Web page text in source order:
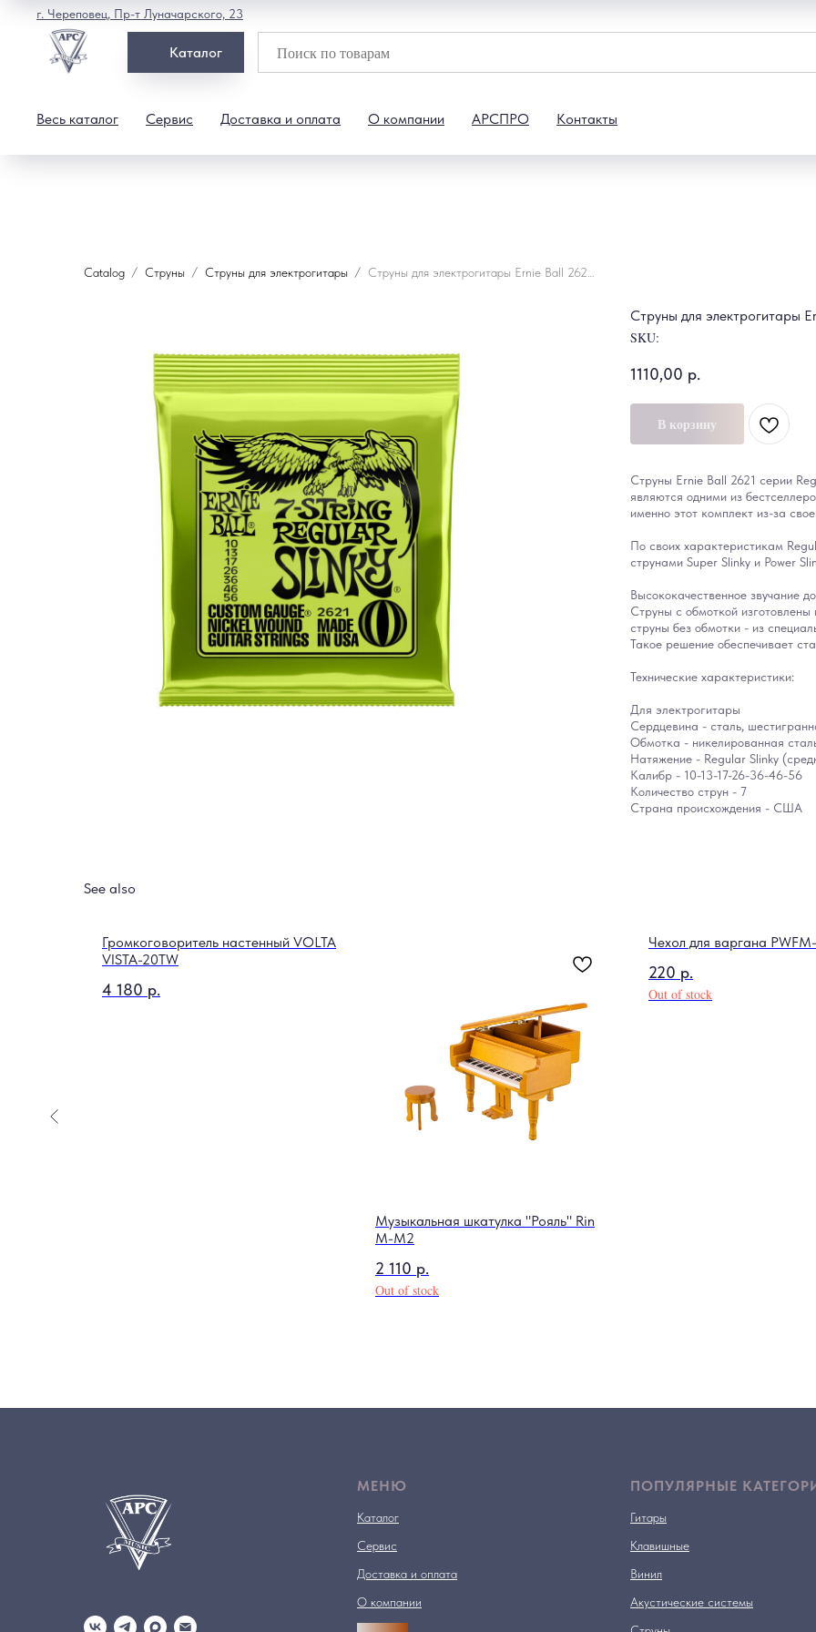
Каталог
Весь каталог Сервис Доставка и оплата О компании АРСПРО Контакты
г. Череповец, Пр-т Луначарского, 23
Catalog Струны Струны для электрогитары
Струны для электрогитары
SKU:
1110,00 р.
В корзину
Струны Ernie Ball 2621 серии
являются одними из
именно этот комплект из-за
По своих характеристикам
струнами Super Slinky и Power
Высококачественное звучание
Струны с обмоткой
струны без обмотки - из
Такое решение обеспечивает
Технические характеристики:
Для электрогитары
Сердцевина - сталь,
Обмотка - никелированная
Натяжение - Regular Slinky
Калибр - 10-13-17-26-36-46-56
Количество струн - 7
Страна происхождения - США
See also
Громкоговоритель настенный VOLTA
VISTA-20TW
4 180 р.
Музыкальная шкатулка "Рояль" Rin
M-M2
2 110 р.
Out of stock
Чехол для варгана
220 р.
Out of stock
МЕНЮ
Каталог
Сервис
Доставка и оплата
О компании
ПОПУЛЯРНЫЕ
Гитары
Клавишные
Винил
Акустические системы